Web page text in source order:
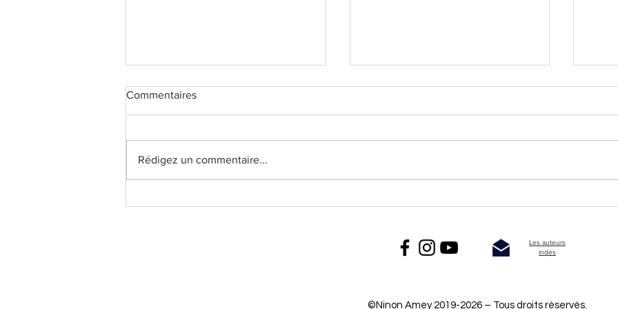
Commentaires
Rédigez un commentaire...
Les auteurs
indés
©Ninon Amey 2019-2026 – Tous droits réservés.